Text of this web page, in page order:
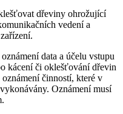
dřeviny ohrožující
vedení a
data a účelu vstupu
kácení či oklešťování dřevin
činností, které v
Oznámení musí